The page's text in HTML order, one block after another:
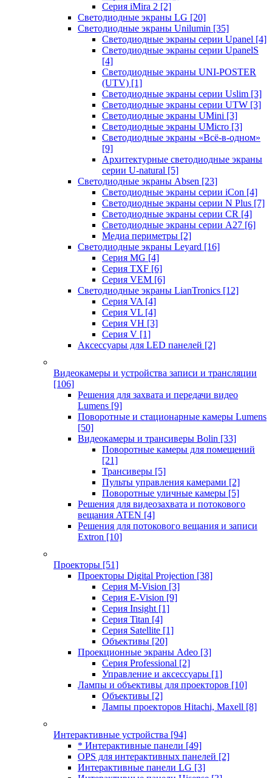
Серия iMira 2 [2]
Светодиодные экраны LG [20]
Светодиодные экраны Unilumin [35]
Светодиодные экраны серии Upanel [4]
Светодиодные экраны серии UpanelS
[4]
Светодиодные экраны UNI-POSTER
(UTV) [1]
Светодиодные экраны серии Uslim [3]
Светодиодные экраны серии UTW [3]
Светодиодные экраны UMini [3]
Светодиодные экраны UMicro [3]
Светодиодные экраны «Всё-в-одном»
[9]
Архитектурные светодиодные экраны
серии U-natural [5]
Светодиодные экраны Absen [23]
Светодиодные экраны серии iCon [4]
Светодиодные экраны серии N Plus [7]
Светодиодные экраны серии CR [4]
Светодиодные экраны серии А27 [6]
Медиа периметры [2]
Светодиодные экраны Leyard [16]
Серия MG [4]
Серия TXF [6]
Серия VEM [6]
Светодиодные экраны LianTronics [12]
Серия VA [4]
Серия VL [4]
Серия VH [3]
Серия V [1]
Аксессуары для LED панелей [2]
Видеокамеры и устройства записи и трансляции
[106]
Решения для захвата и передачи видео
Lumens [9]
Поворотные и стационарные камеры Lumens
[50]
Видеокамеры и трансиверы Bolin [33]
Поворотные камеры для помещений
[21]
Трансиверы [5]
Пульты управления камерами [2]
Поворотные уличные камеры [5]
Решения для видеозахвата и потокового
вещания ATEN [4]
Решения для потокового вещания и записи
Extron [10]
Проекторы [51]
Проекторы Digital Projection [38]
Серия M-Vision [3]
Серия E-Vision [9]
Серия Insight [1]
Серия Titan [4]
Серия Satellite [1]
Объективы [20]
Проекционные экраны Adeo [3]
Серия Professional [2]
Управление и аксессуары [1]
Лампы и объективы для проекторов [10]
Объективы [2]
Лампы проекторов Hitachi, Maxell [8]
Интерактивные устройства [94]
* Интерактивные панели [49]
OPS для интерактивных панелей [2]
Интерактивные панели LG [3]